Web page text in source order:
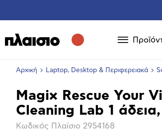
Αρχική Laptop, Desktop & Περιφερειακά
Βασικά
χαρακτηριστικά
Magix Rescue Your
Cleaning Lab 1 άδεια,
Κωδικός Πλαίσιο 2954168